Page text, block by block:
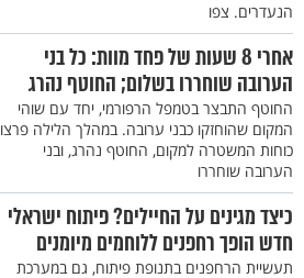
הנעדרים. צפו
אחרי 8 שעות של פחד מוות: כל בני
הערובה שוחררו בשלום; החוטף נהרג
החוטף התבצר בטמפל הרפורמי, יחד עם שוהי
המקום שהוחזקו כבני ערובה. במהלך הלילה פרצו
כוחות המשטרה למקום, החוטף נהרג, ובני
הערובה שוחררו
כיצד מגינים על החיילים? פיתוח ישראלי
חדש הופך רחפנים ללוחמים מיומנים
תעשיית הרחפנים בתנופת פיתוח, גם במערכת